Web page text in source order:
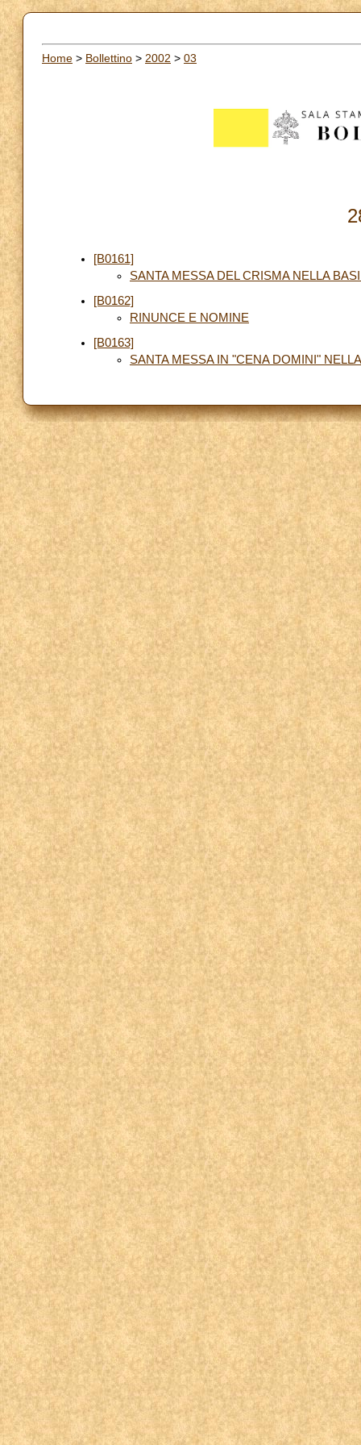
Home > Bollettino > 2002 > 03
[B0161]
SANTA MESSA DEL CRISMA NELLA
[B0162]
RINUNCE E NOMINE
[B0163]
SANTA MESSA IN "CENA DOMINI"